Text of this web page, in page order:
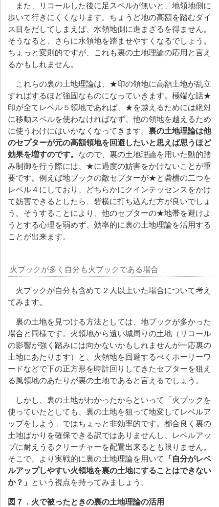
また、リコールした後に足スペルが無いと、地領地側に
歩いて行きにくくなります。ちょうど地の高額を踏むダイ
ス目をだしてしまえば、水領地側に進まざるを得ません。
そうなると、さらに水領地を踏ませやすくなるでしょう。
ちょっと変則的ですが、これも裏の土地理論の応用と言え
るかもしれません。
これらの裏の土地理論は、★印の領地に高額土地が乱立
すればするほど強固なものになっていきます。極端な話★
印が全てレベル５領地であれば、★を越えるためには絶対
に移動スペルを使わなければなず、他の領地を越えるため
に使うわけにはいかなくなってきます。 裏の土地理論は他
のセプターが元の高額領地を回避したいと思えば思うほど
効果を増すのです。 なので、裏の土地理論を用いた動的踏
み制御を行う際には、★に過度の妨害をかけないことが重
要です。例えば地ブックの敵セプターが★と砦横の二つを
レベル４にしており、どちらかにクインテッセンスをかけ
て妨害できるとしたら、砦横に打ち込んだ方が良いでしょ
う。そうすることにより、他のセプターの★地帯を避けよ
うとする心理を弱めず、効率的に裏の土地理論を活用する
ことが出来ます。
火ブックが多く自分も火ブックである場合
火ブックが自分も含めて２人以上いた場合について考え
てみます。
裏の土地を見つける方法としては、地ブックが多かった
場合と同様です。火領地から遠い城周りの土地（リコール
の影響が強く踏みには向かないかもしれませんが一応裏の
土地にあたります）と、火領地を回避するべくホーリーワ
ードなどで下の正方形を時計回りしてきたセプターを狙え
る風領地のあたりが裏の土地であると言えるでしょう。
しかし、裏の土地がわかったからといって「火ブックを
使っていたとしても、裏の土地を狙って地変してレベルア
ップをしよう」ではちょっと非効率的です。都合良く裏の
土地ばかりを確保できる訳ではありませんし、レベルアッ
プに耐えうるクリーチャーを配置出来るとも限りません。
そこで、より実戦的に裏の土地理論を用いて
「自分がレベ
ルアップしやすい火領地を裏の土地にすることはできない
か？」
という視点を持ってみましょう。
図７．火で被ったときの裏の土地理論の活用